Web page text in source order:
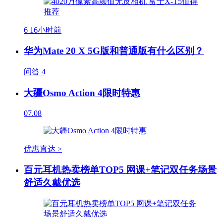
6 16小时前
华为Mate 20 X 5G版和普通版有什么区别？
问答 4
大疆Osmo Action 4限时特惠
07.08
优惠直达 >
百元耳机热卖榜单TOP5 网课+笔记双任务场景
舒适久戴优选